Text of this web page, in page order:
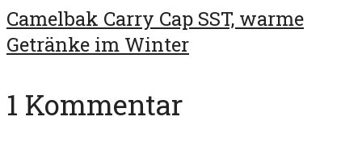
Camelbak Carry Cap SST, warme
Getränke im Winter
1 Kommentar